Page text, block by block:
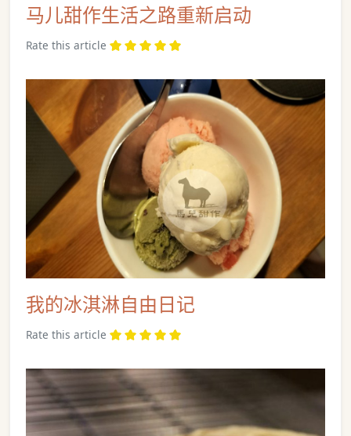
马儿甜作生活之路重新启动
Rate this article
我的冰淇淋自由日记
Rate this article